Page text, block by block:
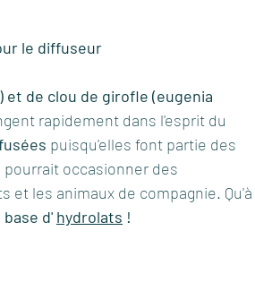
le diffuseur
de clou de girofle (eugenia
rapidement dans l'esprit du
puisqu'elles font partie des
occasionner des
les animaux de compagnie. Qu'à
d' hydrolats !